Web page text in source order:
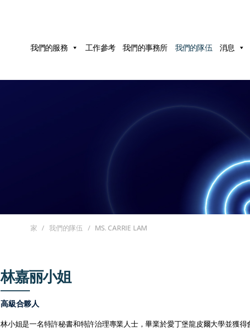
我們的服務 工作參考 我們的事務所 我們的隊伍 消息
家 / 我們的隊伍 / MS. CARRIE LAM
林嘉丽小姐
高級合夥人
林小姐是一名特許秘書和特許治理專業人士，畢業於愛丁堡龍皮爾大學並獲